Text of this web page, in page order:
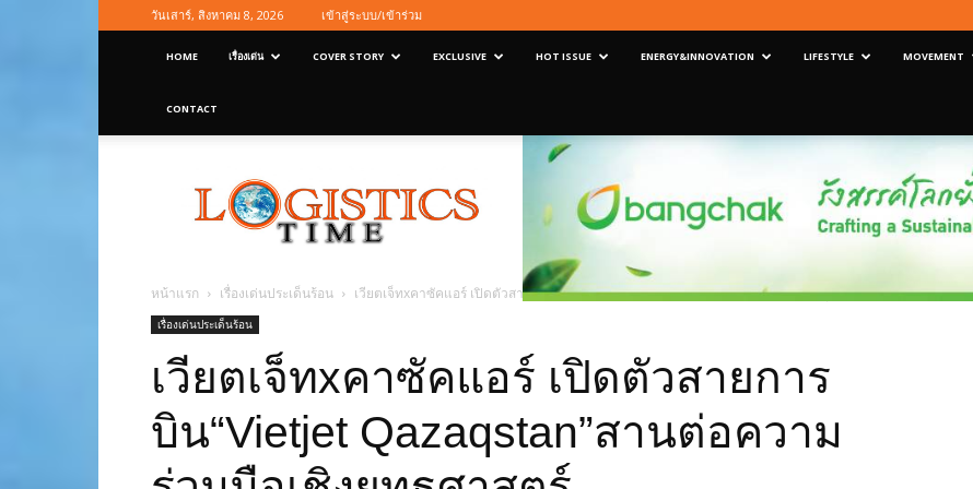
วันเสาร์, สิงหาคม 8, 2026 เข้าสู่ระบบ/เข้าร่วม
HOME เรื่องเด่น COVER STORY EXCLUSIVE HOT ISSUE ENERGY&INNOVATION LIFESTYLE MOVEMENT
CONTACT
Magazine
หน้าแรก เรื่องเด่นประเด็นร้อน เวียตเจ็ทxคาซัคแอร์ เปิดตัวสายการบิน“Vietjet Qazaqstan”สานต่อความร่วมมือเชิงยุทธศาสตร์
เรื่องเด่นประเด็นร้อน
เวียตเจ็ทxคาซัคแอร์ เปิดตัวสายการ
บิน“Vietjet Qazaqstan”สานต่อความ